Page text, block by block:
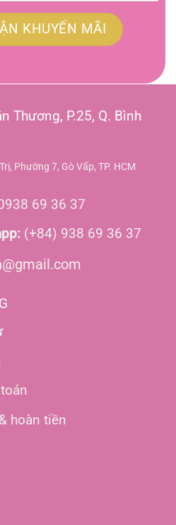
Thương, P.25, Q. Bình
Phường 7, Gò Vấp, TP. HCM
69 36 37
(+84) 938 69 36 37
hoàn tiền